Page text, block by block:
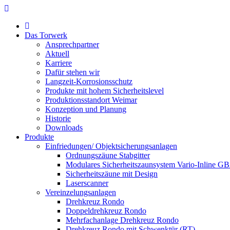
Das Torwerk
Ansprechpartner
Aktuell
Karriere
Dafür stehen wir
Langzeit-Korrosionsschutz
Produkte mit hohem Sicherheitslevel
Produktionsstandort Weimar
Konzeption und Planung
Historie
Downloads
Produkte
Einfriedungen/ Objektsicherungsanlagen
Ordnungszäune Stabgitter
Modulares Sicherheitszaunsystem Vario-Inline
Sicherheitszäune mit Design
Laserscanner
Vereinzelungsanlagen
Drehkreuz Rondo
Doppeldrehkreuz Rondo
Mehrfachanlage Drehkreuz Rondo